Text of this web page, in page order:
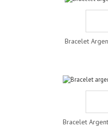
Bracelet
Bracelet